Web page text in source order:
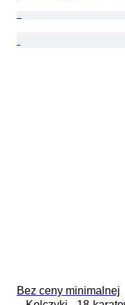
Bez ceny minimalnej